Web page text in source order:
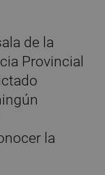
de la
Provincial
la